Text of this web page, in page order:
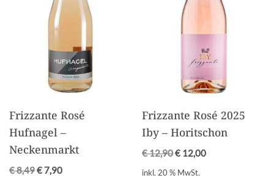
Frizzante Rosé
Hufnagel –
Neckenmarkt
€8,49€ 7,90
Frizzante Rosé 2025
Iby – Horitschon
€12,90€ 12,00
inkl. 20 % MwSt.